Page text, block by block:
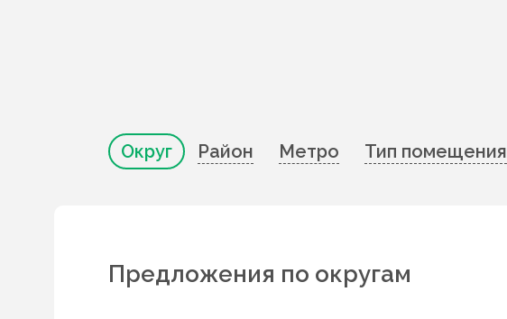
Округ Район Метро Тип помещения
Предложения по округам